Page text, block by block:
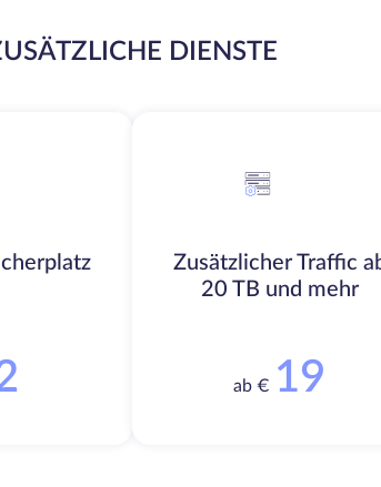
DIENSTE
Zusätzlicher Traffic
20 TB und mehr
ab € 19